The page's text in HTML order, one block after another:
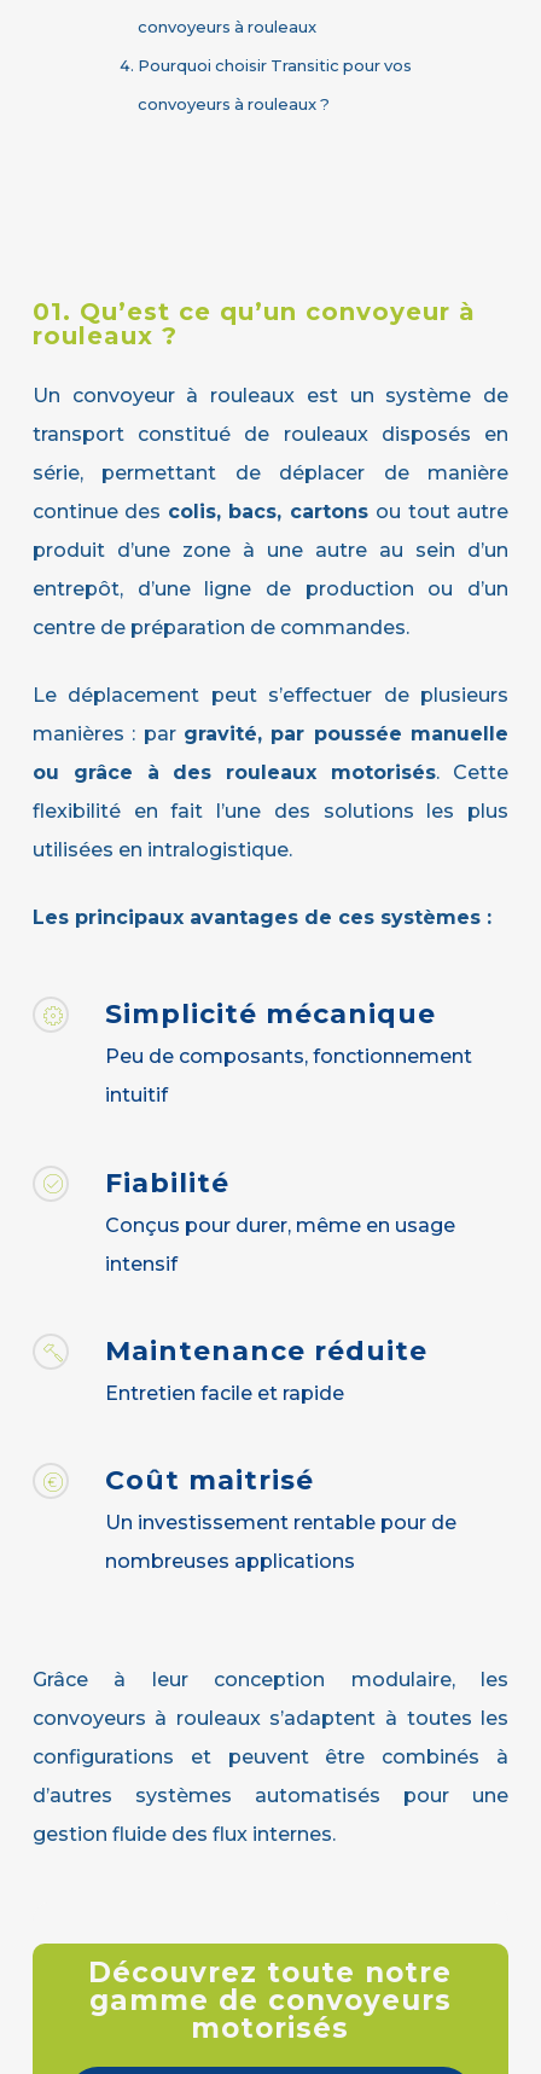
convoyeurs à rouleaux
Pourquoi choisir Transitic pour vos
convoyeurs à rouleaux ?
01. Qu’est ce qu’un convoyeur à
rouleaux ?
Un convoyeur à rouleaux est un système de
transport constitué de rouleaux disposés en
série, permettant de déplacer de manière
continue des colis, bacs, cartons ou tout autre
produit d’une zone à une autre au sein d’un
entrepôt, d’une ligne de production ou d’un
centre de préparation de commandes.
Le déplacement peut s’effectuer de plusieurs
manières : par gravité, par poussée manuelle
ou grâce à des rouleaux motorisés. Cette
flexibilité en fait l’une des solutions les plus
utilisées en intralogistique.
Les principaux avantages de ces systèmes :
Simplicité mécanique
Peu de composants, fonctionnement
intuitif
Fiabilité
Conçus pour durer, même en usage
intensif
Maintenance réduite
Entretien facile et rapide
Coût maitrisé
Un investissement rentable pour de
nombreuses applications
Grâce à leur conception modulaire, les
convoyeurs à rouleaux s’adaptent à toutes les
configurations et peuvent être combinés à
d’autres systèmes automatisés pour une
gestion fluide des flux internes.
Découvrez toute notre
gamme de convoyeurs
motorisés